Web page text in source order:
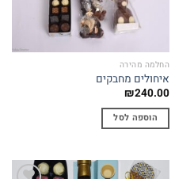
החלמה מהירה
איחולים מחבקים
₪240.00
הוספה לסל